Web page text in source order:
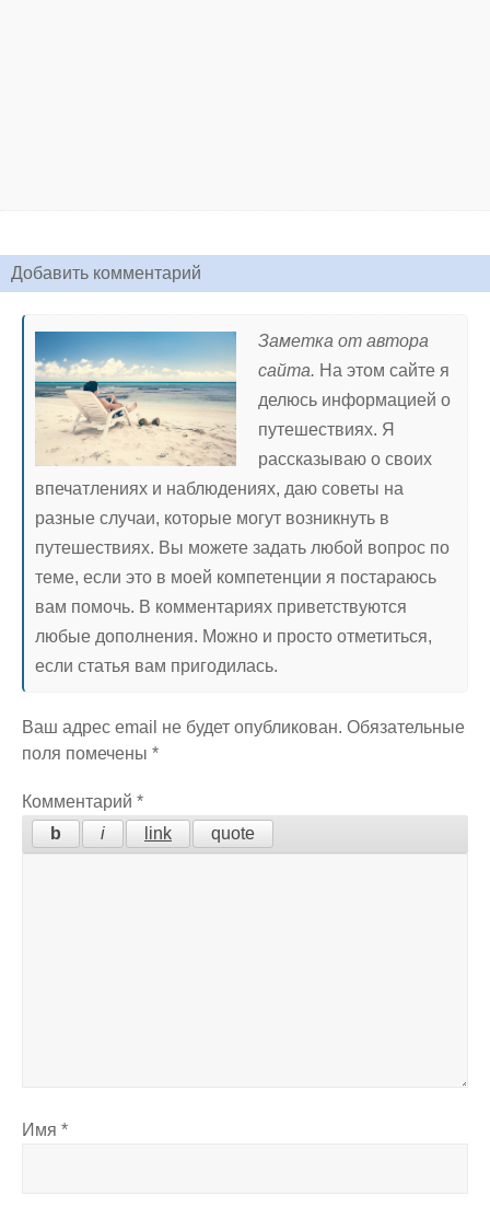
Добавить комментарий
Заметка от автора
сайта. На этом сайте я
делюсь информацией о
путешествиях. Я
рассказываю о своих
впечатлениях и наблюдениях, даю советы на
разные случаи, которые могут возникнуть в
путешествиях. Вы можете задать любой вопрос по
теме, если это в моей компетенции я постараюсь
вам помочь. В комментариях приветствуются
любые дополнения. Можно и просто отметиться,
если статья вам пригодилась.
Ваш адрес email не будет опубликован. Обязательные
поля помечены *
Комментарий *
Имя *